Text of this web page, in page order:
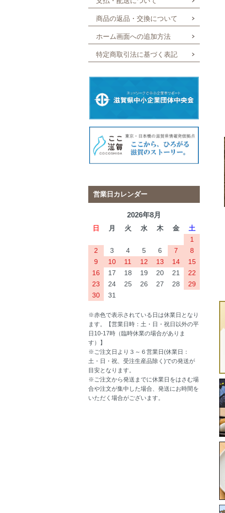
商品の返品・交換について
ホーム画面への追加方法
特定商取引法に基づく表記
営業日カレンダー
2026年8月
日 月 火 水 木 金
土
1
2
3 4 5 6 7
8
9
10 11 12 13 14
15
16
17 18 19 20 21
22
23
24 25 26 27 28
29
30
31
※赤色で表示されている日は休業日となり
ます。【営業日時：土・日・祝日以外の平
日10-17時（臨時休業の場合がありま
す）】
※ご注文日より３～６営業日(休業日：
土・日・祝、受注生産品除く)での発送が
目安となります。
※ご注文から発送までに休業日をはさむ場
合や注文が集中した場合、発送にお時間を
いただく場合がございます。